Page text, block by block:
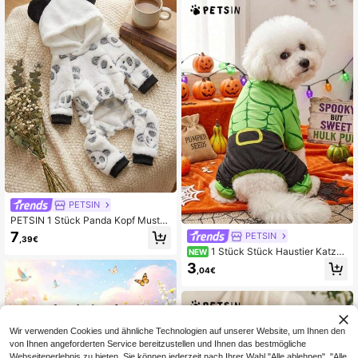
PETSIN
PETSIN 1 Stück Panda Kopf Muster
Cosplay Haustier Jumpsuit, dick un
d warm für Herbst und Winter, Flane
7 ,39€
ür tägliche Spaziergänge und Outd
oor-Tragen
PETSIN
NEW 1 Stück Stück Haustier Katze
Hund Universal Halloween Grünes
Muskel Kostüm Gestrickt Elastisch
TSIN Original Design
3,04€
Wir verwenden Cookies und ähnliche Technologien auf unserer Website, um Ihnen den
von Ihnen angeforderten Service bereitzustellen und Ihnen das bestmögliche